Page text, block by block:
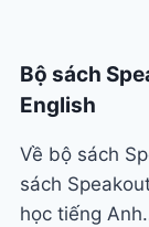
Bộ sách
English
Về bộ sách
sách
học tiếng